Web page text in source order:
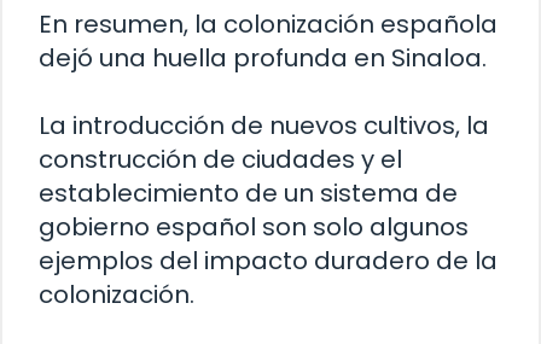
En resumen, la colonización española
dejó una huella profunda en Sinaloa.
La introducción de nuevos cultivos, la
construcción de ciudades y el
establecimiento de un sistema de
gobierno español son solo algunos
ejemplos del impacto duradero de la
colonización.